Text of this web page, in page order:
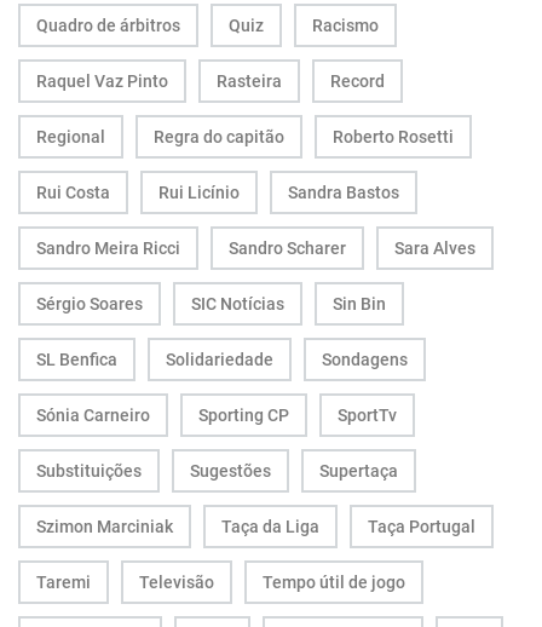
Quadro de árbitros Quiz Racismo
Raquel Vaz Pinto Rasteira Record
Regional Regra do capitão Roberto Rosetti
Rui Costa Rui Licínio Sandra Bastos
Sandro Meira Ricci Sandro Scharer Sara Alves
Sérgio Soares SIC Notícias Sin Bin
SL Benfica Solidariedade Sondagens
Sónia Carneiro Sporting CP SportTv
Substituições Sugestões Supertaça
Szimon Marciniak Taça da Liga Taça Portugal
Taremi Televisão Tempo útil de jogo